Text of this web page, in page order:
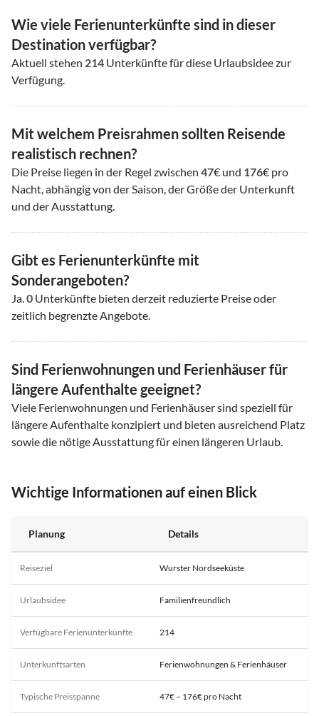
Wie viele Ferienunterkünfte sind in dieser
Destination verfügbar?
Aktuell stehen 214 Unterkünfte für diese Urlaubsidee zur
Verfügung.
Mit welchem Preisrahmen sollten Reisende
realistisch rechnen?
Die Preise liegen in der Regel zwischen 47€ und 176€ pro
Nacht, abhängig von der Saison, der Größe der Unterkunft
und der Ausstattung.
Gibt es Ferienunterkünfte mit
Sonderangeboten?
Ja.0 Unterkünfte bieten derzeit reduzierte Preise oder
zeitlich begrenzte Angebote.
Sind Ferienwohnungen und Ferienhäuser für
längere Aufenthalte geeignet?
Viele Ferienwohnungen und Ferienhäuser sind speziell für
längere Aufenthalte konzipiert und bieten ausreichend Platz
sowie die nötige Ausstattung für einen längeren Urlaub.
Wichtige Informationen auf einen Blick
Planung Details
Reiseziel Wurster Nordseeküste
Urlaubsidee Familienfreundlich
Verfügbare Ferienunterkünfte 214
Unterkunftsarten Ferienwohnungen & Ferienhäuser
Typische Preisspanne 47€ – 176€ pro Nacht